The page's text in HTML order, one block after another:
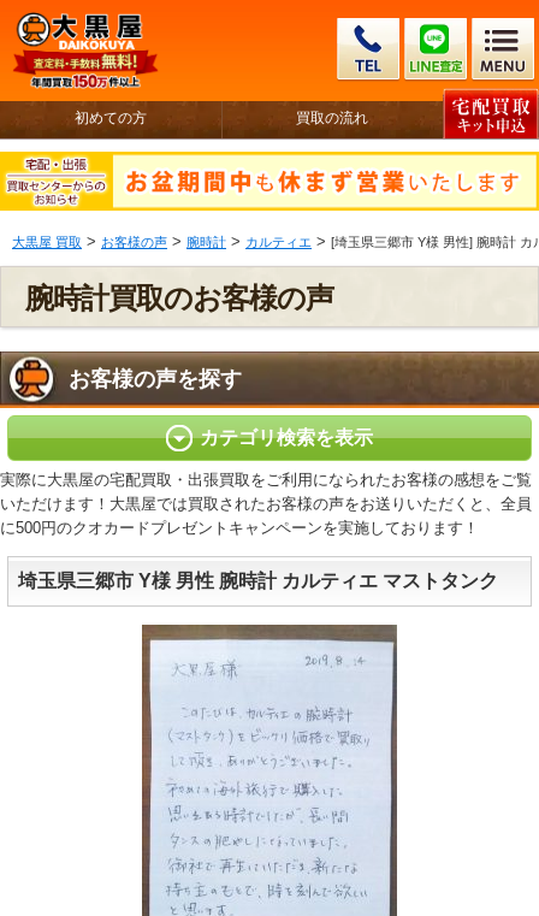
初めての方 買取の流れ
大黒屋 買取 > お客様の声 > 腕時計 > カルティエ > [埼玉県三郷市 Y様 男性] 腕時計 カ
腕時計買取のお客様の声
お客様の声を探す
カテゴリ検索を表示
実際に大黒屋の宅配買取・出張買取をご利用になられたお客様の感想をご覧
いただけます！大黒屋では買取されたお客様の声をお送りいただくと、全員
に500円のクオカードプレゼントキャンペーンを実施しております！
埼玉県三郷市 Y様 男性 腕時計 カルティエ マストタンク